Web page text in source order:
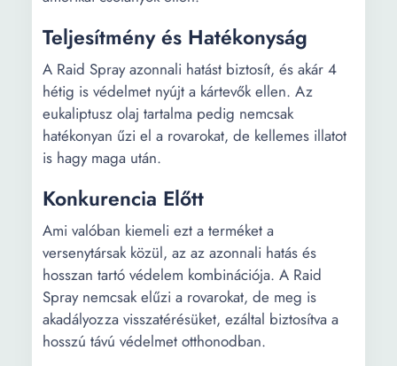
Teljesítmény és Hatékonyság
A Raid Spray azonnali hatást biztosít, és akár 4
hétig is védelmet nyújt a kártevők ellen. Az
eukaliptusz olaj tartalma pedig nemcsak
hatékonyan űzi el a rovarokat, de kellemes illatot
is hagy maga után.
Konkurencia Előtt
Ami valóban kiemeli ezt a terméket a
versenytársak közül, az az azonnali hatás és
hosszan tartó védelem kombinációja. A Raid
Spray nemcsak elűzi a rovarokat, de meg is
akadályozza visszatérésüket, ezáltal biztosítva a
hosszú távú védelmet otthonodban.